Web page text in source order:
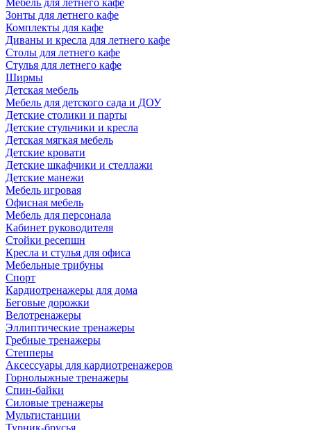
Мебель для летнего кафе
Зонты для летнего кафе
Комплекты для кафе
Диваны и кресла для летнего кафе
Столы для летнего кафе
Стулья для летнего кафе
Ширмы
Детская мебель
Мебель для детского сада и ДОУ
Детские столики и парты
Детские стульчики и кресла
Детская мягкая мебель
Детские кровати
Детские шкафчики и стеллажи
Детские манежи
Мебель игровая
Офисная мебель
Мебель для персонала
Кабинет руководителя
Стойки ресепшн
Кресла и стулья для офиса
Мебельные трибуны
Спорт
Кардиотренажеры для дома
Беговые дорожки
Велотренажеры
Эллиптические тренажеры
Гребные тренажеры
Степперы
Аксессуары для кардиотренажеров
Горнолыжные тренажеры
Спин-байки
Силовые тренажеры
Мультистанции
Турник-брусья